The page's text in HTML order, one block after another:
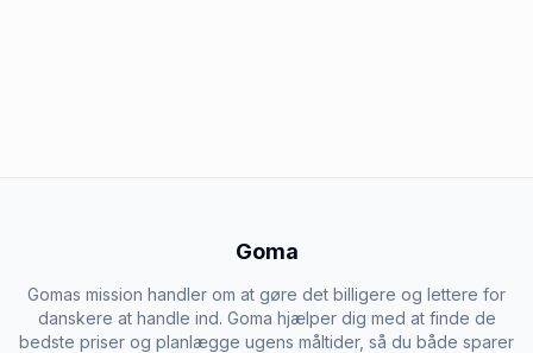
Goma
Gomas mission handler om at gøre det billigere og lettere for
danskere at handle ind. Goma hjælper dig med at finde de
bedste priser og planlægge ugens måltider, så du både sparer